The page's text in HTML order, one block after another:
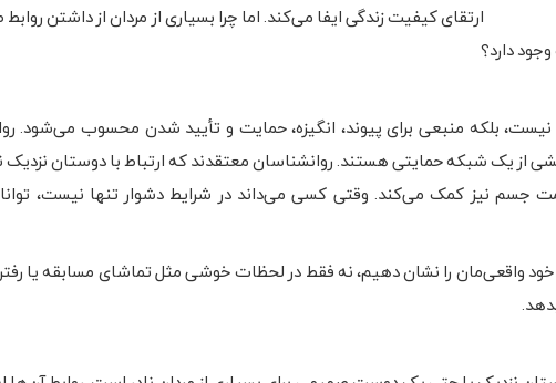
ارتقای کیفیت زندگی ایفا می‌کند. اما چرا بسیاری از مردان از داشتن
دارد؟
بلکه منبعی برای پیوند، انگیزه، حمایت و تأیید شدن محسوب می‌شود.
از یک شبکه حمایتی هستند. روانشناسان معتقدند که ارتباط با دوستان
جسم نیز کمک می‌کند. وقتی کسی می‌داند در شرایط دشوار تنها نیست،
واقعی‌مان را نشان دهیم، نه فقط در لحظات خوشی مثل تماشای مسابقه یا رفتن